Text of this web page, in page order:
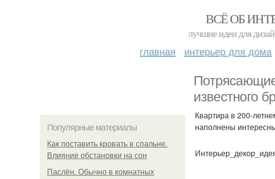
ВСЁ ОБ
лучшие идеи для
главная интерьер для дома
известного
Популярные материалы
Как поставить кровать в спальне.
Влияние обстановки на сон
Паслён. Обычно в комнатных
Квартира в 200-
наполнены